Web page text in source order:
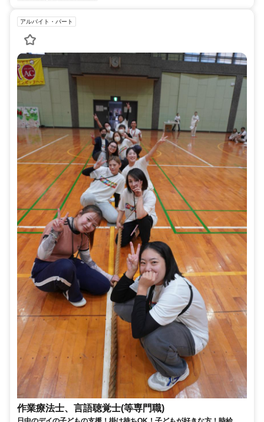
アルバイト・パート
作業療法士、言語聴覚士(等専門職)